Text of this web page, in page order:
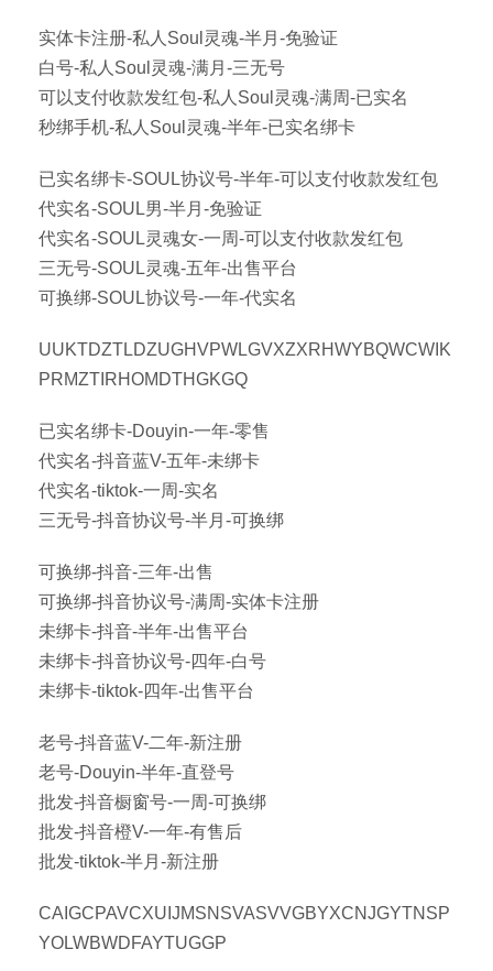
实体卡注册-私人Soul灵魂-半月-免验证
白号-私人Soul灵魂-满月-三无号
可以支付收款发红包-私人Soul灵魂-满周-已实名
秒绑手机-私人Soul灵魂-半年-已实名绑卡
已实名绑卡-SOUL协议号-半年-可以支付收款发红包
代实名-SOUL男-半月-免验证
代实名-SOUL灵魂女-一周-可以支付收款发红包
三无号-SOUL灵魂-五年-出售平台
可换绑-SOUL协议号-一年-代实名
UUKTDZTLDZUGHVPWLGVXZXRHWYBQWCWIK
PRMZTIRHOMDTHGKGQ
已实名绑卡-Douyin-一年-零售
代实名-抖音蓝V-五年-未绑卡
代实名-tiktok-一周-实名
三无号-抖音协议号-半月-可换绑
可换绑-抖音-三年-出售
可换绑-抖音协议号-满周-实体卡注册
未绑卡-抖音-半年-出售平台
未绑卡-抖音协议号-四年-白号
未绑卡-tiktok-四年-出售平台
老号-抖音蓝V-二年-新注册
老号-Douyin-半年-直登号
批发-抖音橱窗号-一周-可换绑
批发-抖音橙V-一年-有售后
批发-tiktok-半月-新注册
CAIGCPAVCXUIJMSNSVASVVGBYXCNJGYTNSP
YOLWBWDFAYTUGGP